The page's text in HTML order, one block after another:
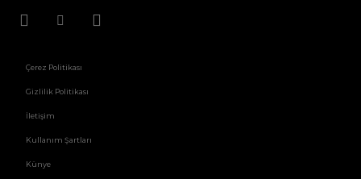
Çerez Politikası
Gizlilik Politikası
İletişim
Kullanım Şartları
Künye